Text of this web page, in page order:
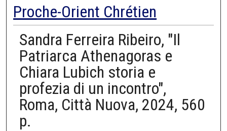
Proche-Orient Chrétien
Sandra Ferreira Ribeiro, "Il
Patriarca Athenagoras e
Chiara Lubich storia e
profezia di un incontro",
Roma, Città Nuova, 2024, 560
p.